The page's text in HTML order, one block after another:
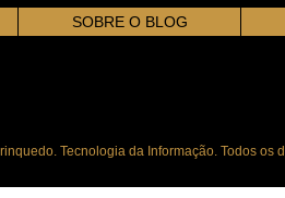
SOBRE O BLOG
Tecnologia da Informação. Todos os